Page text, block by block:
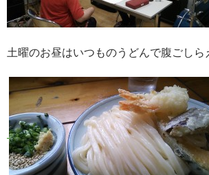
土曜のお昼はいつものうどんで腹ごしら